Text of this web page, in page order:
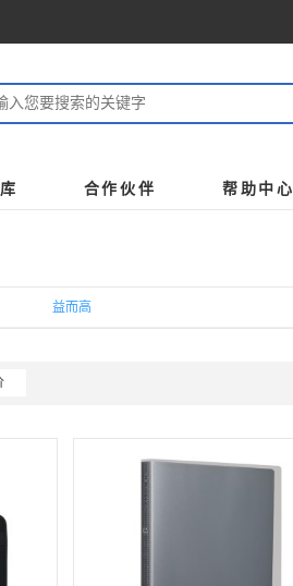
合作伙伴 帮助中心
益而高